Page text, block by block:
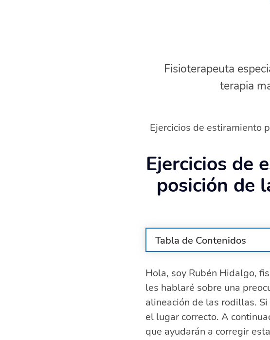
Fisioterapeuta
terapia
Ejercicios de estiramiento
Ejercicios de
posición de
Tabla de Contenidos
Síntomas del genu valgo
Consecuencias del valgo
Ejercicios para corregir
Rutina de estiramientos
Consejos adicionales
Hola, soy Rubén Hidalgo,
les hablaré sobre una
alineación de las rodillas.
el lugar correcto. A
que ayudarán a corregir